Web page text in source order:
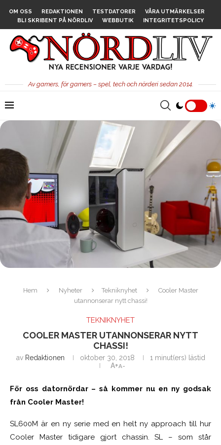
OM OSS REDAKTIONEN TESTDATORER
VÅRA UTMÄRKELSER
BLI SKRIBENT PÅ NÖRDLIV
WEBBUTIK INTEGRITETSPOLICY
Av gamers, för gamers – spel, tech och nörderi sedan 2014.
Hem Nyheter Tekniknyhet
Cooler Master
utannonserar nytt chassi!
TEKNIKNYHET
COOLER MASTER UTANNONSERAR NYTT
CHASSI!
av Redaktionen oktober 30, 2018
1 minut(ers) lästid
A+A-
För oss datornördar – så kommer nu en ny godsak
från Cooler Master!
SL600M är en ny serie med en helt ny approach till hur
Cooler Master tidigare gjort chassin. SL – som står